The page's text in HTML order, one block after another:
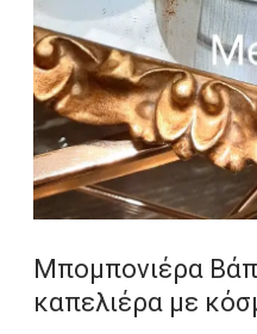
Μπομπονιέρα
καπελιέρα με